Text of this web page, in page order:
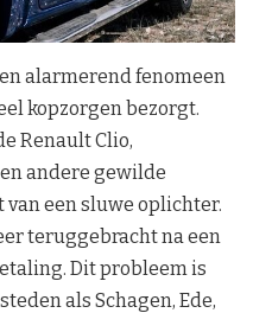
alarmerend fenomeen
kopzorgen bezorgt.
Renault Clio,
andere gewilde
een sluwe oplichter.
teruggebracht na een
Dit probleem is
als Schagen, Ede,